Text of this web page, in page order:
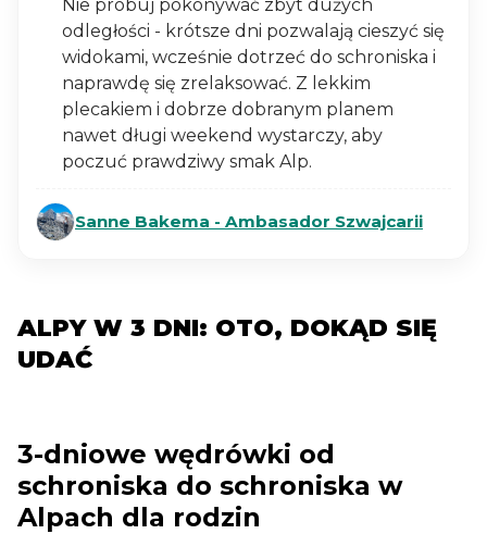
Nie próbuj pokonywać zbyt dużych
odległości - krótsze dni pozwalają cieszyć się
widokami, wcześnie dotrzeć do schroniska i
naprawdę się zrelaksować. Z lekkim
plecakiem i dobrze dobranym planem
nawet długi weekend wystarczy, aby
poczuć prawdziwy smak Alp.
Sanne Bakema - Ambasador Szwajcarii
ALPY W 3 DNI: OTO, DOKĄD SIĘ
UDAĆ
3-dniowe wędrówki od
schroniska do schroniska w
Alpach dla rodzin